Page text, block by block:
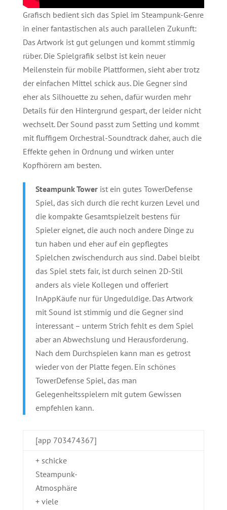
Grafisch bedient sich das Spiel im Steampunk-Genre
in einer fantastischen als auch parallelen Zukunft:
Das Artwork ist gut gelungen und kommt stimmig
rüber. Die Spielgrafik selbst ist kein neuer
Meilenstein für mobile Plattformen, sieht aber trotz
der einfachen Mittel schick aus. Die Gegner sind
eher als Silhouette zu sehen, dafür wurden mehr
Details für den Hintergrund gespart, der leider nicht
wechselt. Der Sound passt zum Setting und kommt
mit fluffigem Orchestral-Soundtrack daher, auch die
Effekte gehen in Ordnung und wirken unter
Kopfhörern am besten.
Steampunk Towerist ein gutes TowerDefense
Spiel, das sich durch die recht kurzen Level und
die kompakte Gesamtspielzeit bestens für
Spieler eignet, die auch noch andere Dinge zu
tun haben und eher auf ein gepflegtes
Spielchen zwischendurch aus sind. Dabei bleibt
das Spiel stets fair, ist durch seinen 2D-Stil
anders als viele Kollegen und offeriert
InAppKäufe nur für Ungeduldige. Das Artwork
mit Sound ist stimmig und die Gegner sind
interessant – unterm Strich fehlt es dem Spiel
aber an Abwechslung und Herausforderung.
Nach dem Durchspielen kann man es getrost
wieder von der Platte fegen. Ein schönes
TowerDefense Spiel, das man
Gelegenheitsspielern mit gutem Gewissen
empfehlen kann.
[app 703474367]
+ schicke
Steampunk-
Atmosphäre
+ viele